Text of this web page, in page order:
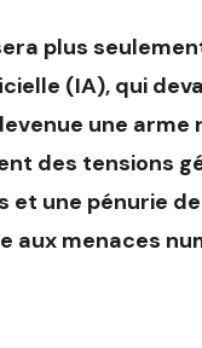
plus
(IA), qui
une arme
des tensions
une pénurie
aux menaces